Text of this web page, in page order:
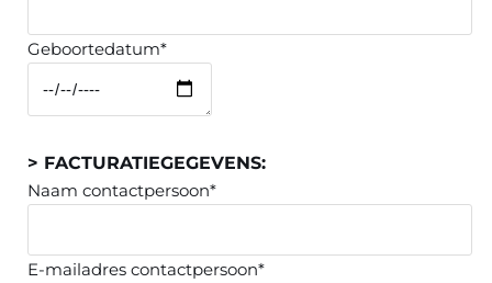
Geboortedatum*
> FACTURATIEGEGEVENS:
Naam contactpersoon*
E-mailadres contactpersoon*